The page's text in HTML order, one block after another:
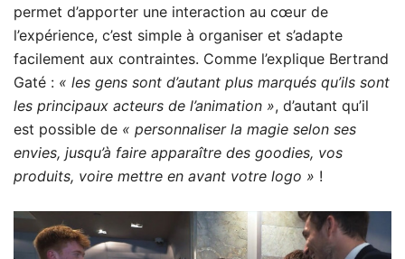
permet d’apporter une interaction au cœur de
l’expérience, c’est simple à organiser et s’adapte
facilement aux contraintes. Comme l’explique Bertrand
Gaté : « les gens sont d’autant plus marqués qu’ils sont
les principaux acteurs de l’animation », d’autant qu’il
est possible de « personnaliser la magie selon ses
envies, jusqu’à faire apparaître des goodies, vos
produits, voire mettre en avant votre logo » !